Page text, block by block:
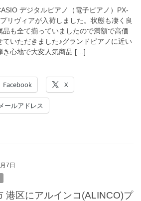
デジタルピアノ（電子ピアノ）PX-
リヴィアが入荷しました。状態も凄く良
品も全て揃っていましたので満額で高価
ていただきました♪グランドピアノに近い
き心地で大変人気商品 […]
Facebook X
ールアドレス
7日